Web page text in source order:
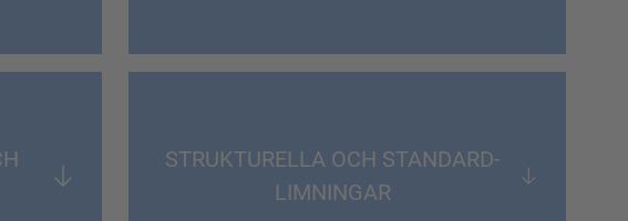
STRUKTURELLA OCH STANDARD-
LIMNINGAR